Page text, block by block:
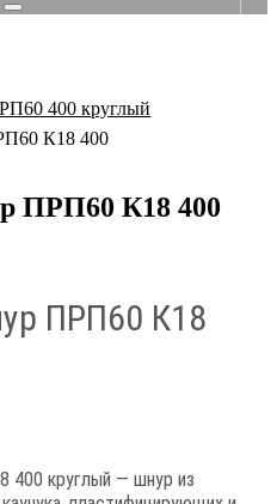
400 круглый
К18 400
ПРП60 К18
400 круглый — шнур из